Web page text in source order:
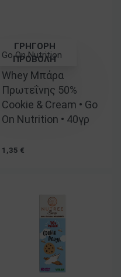
ΓΡΗΓΟΡΗ
ΠΡΟΒΟΛΗ
Go On Nutrition
Whey Μπάρα
Πρωτεΐνης 50%
Cookie & Cream • Go
On Nutrition • 40γρ
1,35 €